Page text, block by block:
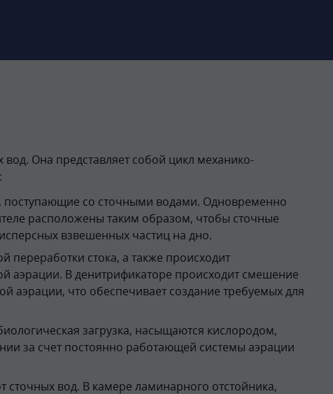
Она представляет собой цикл механико-
поступающие со сточными водами. Одновременно
расположены таким образом, чтобы сточные
взвешенных частиц на дно.
стока, а также происходит
В денитрификаторе происходит смешение
что обеспечивает создание требуемых для
загрузка, насыщаются кислородом,
за счет постоянно работающей системы аэрации
сточных вод. В камере ламинарного отстойника,